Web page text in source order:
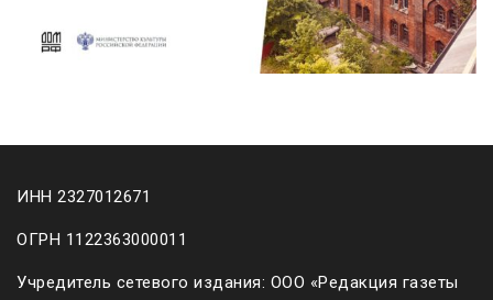
ИНН 2327012671
ОГРН 1122363000011
Учредитель сетевого издания: ООО «Редакция газеты